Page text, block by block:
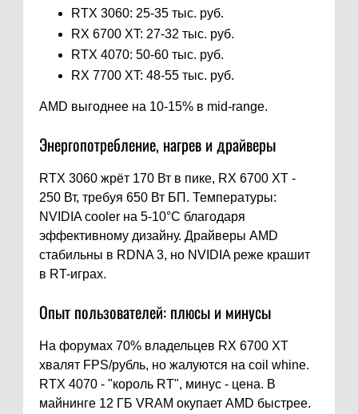
RTX 3060: 25-35 тыс. руб.
RX 6700 XT: 27-32 тыс. руб.
RTX 4070: 50-60 тыс. руб.
RX 7700 XT: 48-55 тыс. руб.
AMD выгоднее на 10-15% в mid-range.
Энергопотребление, нагрев и драйверы
RTX 3060 жрёт 170 Вт в пике, RX 6700 XT -
250 Вт, требуя 650 Вт БП. Температуры:
NVIDIA cooler на 5-10°C благодаря
эффективному дизайну. Драйверы AMD
стабильны в RDNA 3, но NVIDIA реже крашит
в RT-играх.
Опыт пользователей: плюсы и минусы
На форумах 70% владельцев RX 6700 XT
хвалят FPS/рубль, но жалуются на coil whine.
RTX 4070 - "король RT", минус - цена. В
майнинге 12 ГБ VRAM окупает AMD быстрее.